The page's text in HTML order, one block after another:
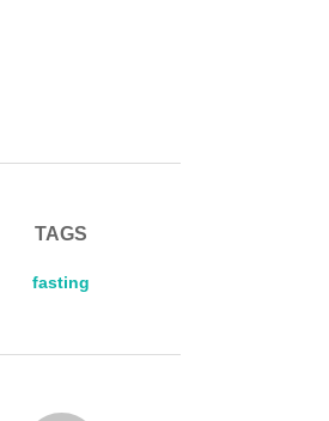
TAGS
fasting